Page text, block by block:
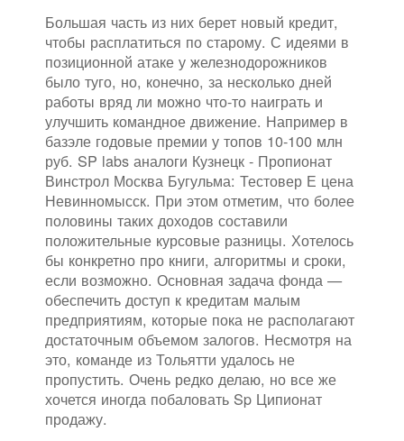
Большая часть из них берет новый кредит,
чтобы расплатиться по старому. С идеями в
позиционной атаке у железнодорожников
было туго, но, конечно, за несколько дней
работы вряд ли можно что-то наиграть и
улучшить командное движение. Например в
базэле годовые премии у топов 10-100 млн
руб. SP labs аналоги Кузнецк - Пропионат
Винстрол Москва Бугульма: Тестовер Е цена
Невинномысск. При этом отметим, что более
половины таких доходов составили
положительные курсовые разницы. Хотелось
бы конкретно про книги, алгоритмы и сроки,
если возможно. Основная задача фонда —
обеспечить доступ к кредитам малым
предприятиям, которые пока не располагают
достаточным объемом залогов. Несмотря на
это, команде из Тольятти удалось не
пропустить. Очень редко делаю, но все же
хочется иногда побаловать Sp Ципионат
продажу.